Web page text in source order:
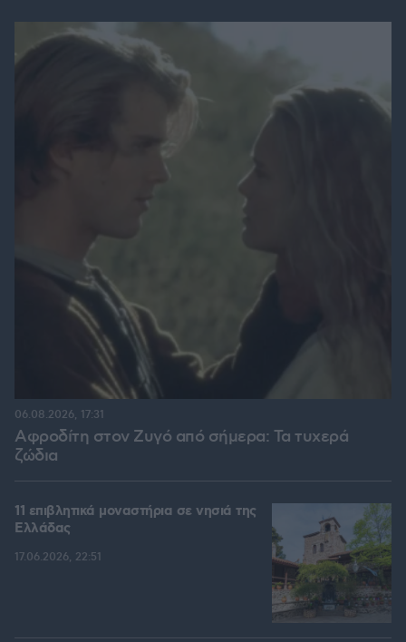
Αφροδίτη στον Ζυγό από σήμερα: Τα τυχερά
ζώδια
06.08.2026, 17:31
11 επιβλητικά μοναστήρια σε νησιά της
Ελλάδας
17.06.2026, 22:51